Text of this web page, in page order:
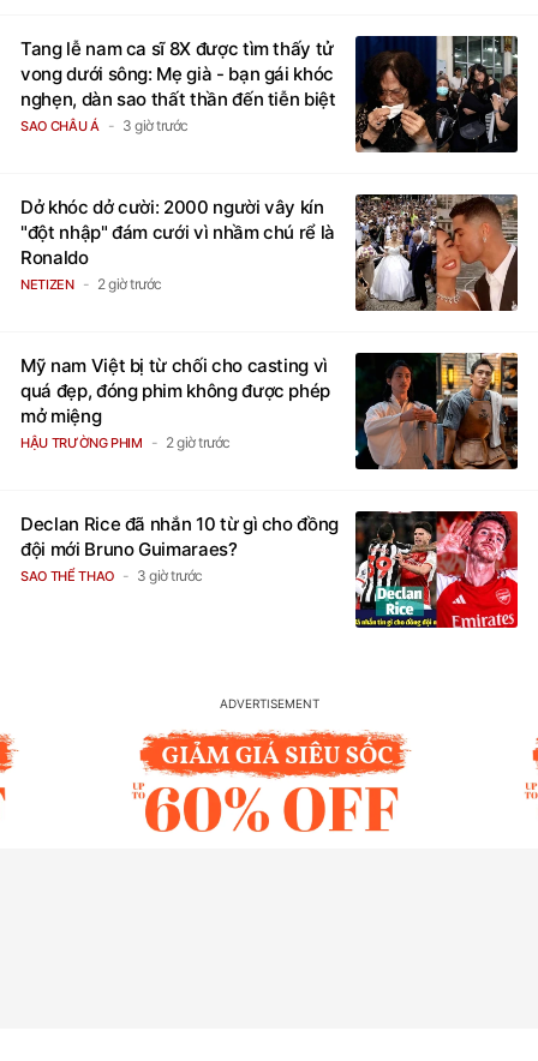
Tang lễ nam ca sĩ 8X được tìm thấy tử
vong dưới sông: Mẹ già - bạn gái khóc
nghẹn, dàn sao thất thần đến tiễn biệt
SAO CHÂU Á 3 giờ trước
Dở khóc dở cười: 2000 người vây kín
"đột nhập" đám cưới vì nhầm chú rể là
Ronaldo
NETIZEN 2 giờ trước
Mỹ nam Việt bị từ chối cho casting vì
quá đẹp, đóng phim không được phép
mở miệng
HẬU TRƯỜNG PHIM 2 giờ trước
Declan Rice đã nhắn 10 từ gì cho đồng
đội mới Bruno Guimaraes?
SAO THỂ THAO 3 giờ trước